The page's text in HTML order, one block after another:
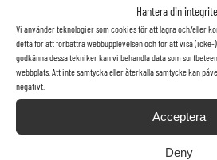
Hantera din
Vi använder teknologier som cookies för att lagra och/eller
detta för att förbättra webbupplevelsen och för att visa (icke-)
godkänna dessa tekniker kan vi behandla data som
webbplats. Att inte samtycka eller återkalla samtycke kan
negativt.
Acceptera
Deny
Saknar du något?